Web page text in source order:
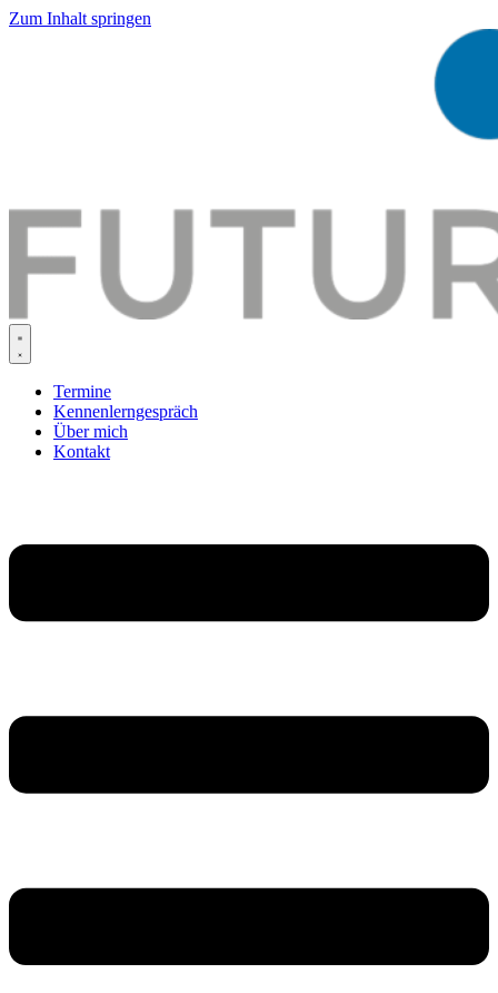
Zum Inhalt springen
Termine
Kennenlerngespräch
Über mich
Kontakt